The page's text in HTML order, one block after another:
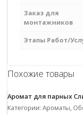
Заказ для
монтажников
Этапы Работ/
Похожие товары
Аромат для парных
Категории: Ароматы,